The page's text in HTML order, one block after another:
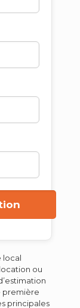
local
ou
première
principales